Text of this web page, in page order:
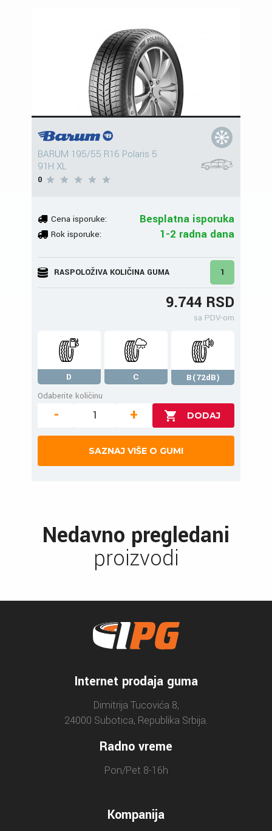
BARUM 195/55 R16 Polaris 5
91H XL
0
Cena isporuke: Besplatna isporuka
Rok isporuke: 1-2 radna dana
RASPOLOŽIVA KOLIČINA GUMA 1
9.744 RSD
sa PDV-om
D C
B(72dB)
Odaberite količinu
- +
SAZNAJ VIŠE O GUMI
Nedavno pregledani
proizvodi
Internet prodaja guma
Dimitrija Tucovića 8,
24000 Subotica, Republika Srbija.
Radno vreme
Pon/Pet 8-16h
Kompanija